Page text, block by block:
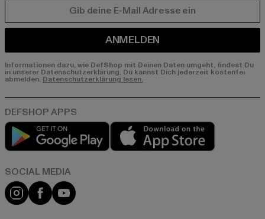
ANMELDEN
Informationen dazu, wie DefShop mit Deinen Daten umgeht, findest Du
in unserer Datenschutzerklärung. Du kannst Dich jederzeit kostenfei
abmelden. Datenschutzerklärung lesen.
Play market
Instagram
FacebookYouTube